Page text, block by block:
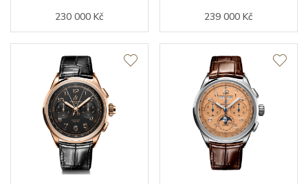
Indexy číselníku arabské číslice
Řemínek / Spona
Materiál řemínku kůže z aligátora
Barva řemínku
Šířka řemínku (nožky/spona)
230 000 Kč 239 000 Kč